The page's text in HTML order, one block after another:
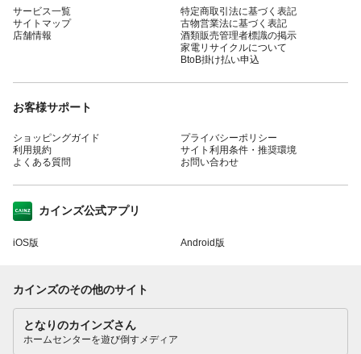
サービス一覧
サイトマップ
店舗情報
特定商取引法に基づく表記
古物営業法に基づく表記
酒類販売管理者標識の掲示
家電リサイクルについて
BtoB掛け払い申込
お客様サポート
ショッピングガイド
利用規約
よくある質問
プライバシーポリシー
サイト利用条件・推奨環境
お問い合わせ
カインズ公式アプリ
iOS版 Android版
カインズのその他のサイト
となりのカインズさん
ホームセンターを遊び倒すメディア